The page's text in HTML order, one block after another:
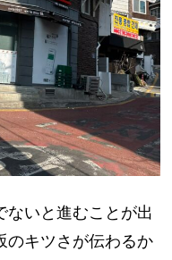
ないと進むことが出
のキツさが伝わるか